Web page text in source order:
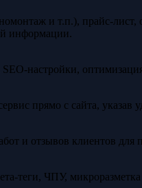
и т.п.), прайс-лист,
информации.
настройки,
прямо с сайта,
и отзывов клиентов для
теги, ЧПУ, микроразметка